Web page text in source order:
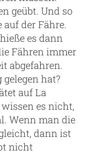
geübt. Und so
der Fähre.
es dann
Fähren immer
abgefahren.
hat?
auf La
es nicht,
Wenn man die
dann ist
nicht